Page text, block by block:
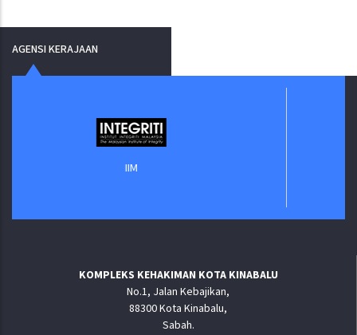
AGENSI KERAJAAN
KOMPLEKS KEHAKIMAN KOTA KINABALU
No.1, Jalan Kebajikan,
88300 Kota Kinabalu,
Sabah.